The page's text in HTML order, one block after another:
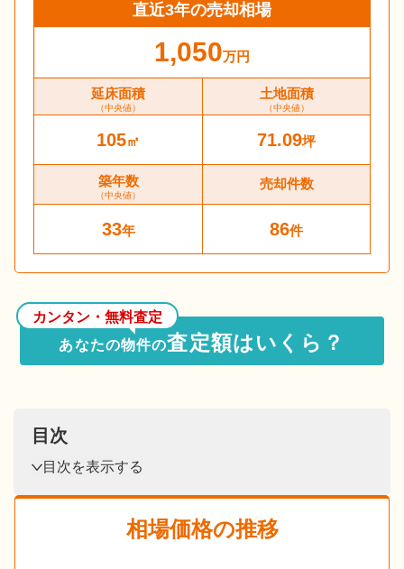
直近3年の売却相場
1,050万円
延床面積
（中央値）
土地面積
（中央値）
105㎡ 71.09坪
築年数
（中央値）
売却件数
33年 86件
カンタン・無料査定
あなたの物件の査定額はいくら？
目次
目次を表示する
相場価格の推移